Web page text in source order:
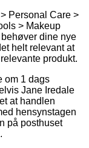
Personal Care >
> Makeup
dine nye
helt relevant at
produkt.
om 1 dags
Jane Iredale
at handlen
hensynstagen
på posthuset